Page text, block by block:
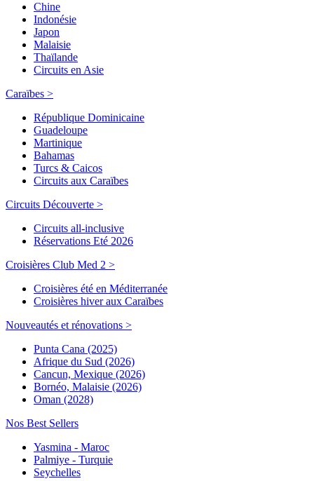
Chine
Indonésie
Japon
Malaisie
Thaïlande
Circuits en Asie
Caraïbes >
République Dominicaine
Guadeloupe
Martinique
Bahamas
Turcs & Caicos
Circuits aux Caraïbes
Circuits Découverte >
Circuits all-inclusive
Réservations Eté 2026
Croisières Club Med 2 >
Croisières été en Méditerranée
Croisières hiver aux Caraïbes
Nouveautés et rénovations >
Punta Cana (2025)
Afrique du Sud (2026)
Cancun, Mexique (2026)
Bornéo, Malaisie (2026)
Oman (2028)
Nos Best Sellers
Yasmina - Maroc
Palmiye - Turquie
Seychelles